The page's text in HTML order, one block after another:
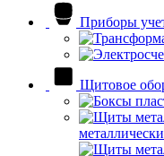
Приборы
Щитовое